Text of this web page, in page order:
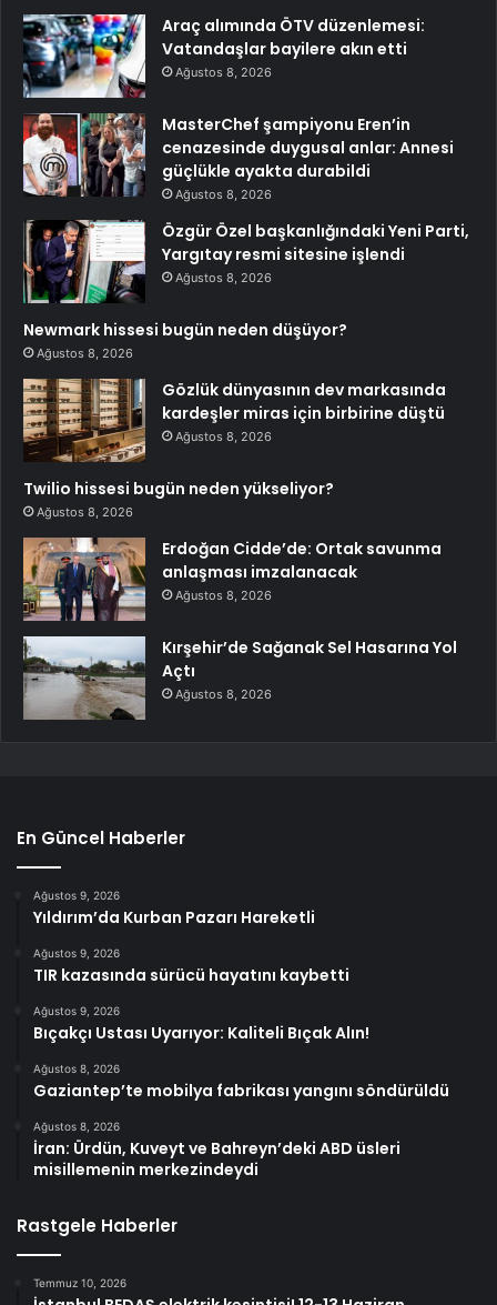
Araç alımında ÖTV düzenlemesi:
Vatandaşlar bayilere akın etti
Ağustos 8, 2026
MasterChef şampiyonu Eren’in
cenazesinde duygusal anlar: Annesi
güçlükle ayakta durabildi
Ağustos 8, 2026
Özgür Özel başkanlığındaki Yeni Parti,
Yargıtay resmi sitesine işlendi
Ağustos 8, 2026
Newmark hissesi bugün neden düşüyor?
Ağustos 8, 2026
Gözlük dünyasının dev markasında
kardeşler miras için birbirine düştü
Ağustos 8, 2026
Twilio hissesi bugün neden yükseliyor?
Ağustos 8, 2026
Erdoğan Cidde’de: Ortak savunma
anlaşması imzalanacak
Ağustos 8, 2026
Kırşehir’de Sağanak Sel Hasarına Yol
Açtı
Ağustos 8, 2026
En Güncel Haberler
Ağustos 9, 2026
Yıldırım’da Kurban Pazarı Hareketli
Ağustos 9, 2026
TIR kazasında sürücü hayatını kaybetti
Ağustos 9, 2026
Bıçakçı Ustası Uyarıyor: Kaliteli Bıçak Alın!
Ağustos 8, 2026
Gaziantep’te mobilya fabrikası yangını söndürüldü
Ağustos 8, 2026
İran: Ürdün, Kuveyt ve Bahreyn’deki ABD üsleri
misillemenin merkezindeydi
Rastgele Haberler
Temmuz 10, 2026